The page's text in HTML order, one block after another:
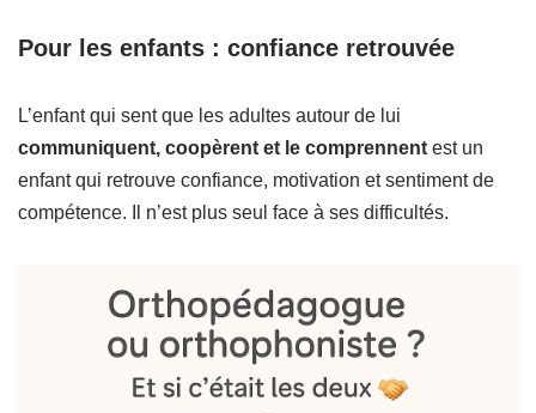
Pour les enfants : confiance retrouvée
L’enfant qui sent que les adultes autour de lui
communiquent, coopèrent et le comprennent est un
enfant qui retrouve confiance, motivation et sentiment de
compétence. Il n’est plus seul face à ses difficultés.